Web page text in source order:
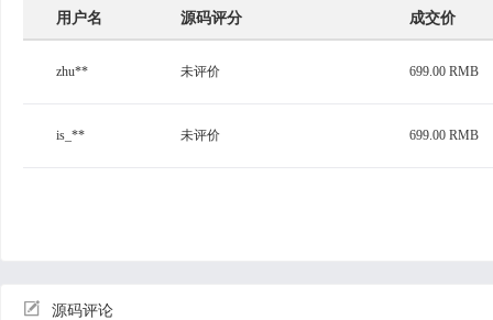
1、开发环境为Visual Studio 2012，数据库为SqlServer2012
4、管理员登录名为:wjh，密码为:123
用户名 源码评分 成交价
zhu** 未评价 699.00 RMB
is_** 未评价 699.00 RMB
 源码评论